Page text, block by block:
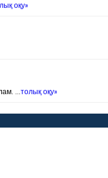
оқу»
… толық оқу»